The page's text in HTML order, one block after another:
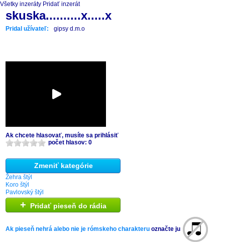
Všetky inzeráty Pridať inzerát
skuska..........x.....x
Pridal užívateľ: gipsy d.m.o
Ak chcete hlasovať, musíte sa prihlásiť
počet hlasov: 0
Zmeniť kategórie
Žehra štýl
Koro štýl
Pavlovský štýl
+ Pridať pieseň do rádia
Ak pieseň nehrá alebo nie je rómskeho charakteru označte ju